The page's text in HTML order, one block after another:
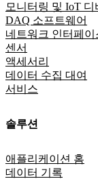
모니터링 및 IoT 디
DAQ 소프트웨어
네트워크 인터페이
센서
액세서리
데이터 수집 대여
서비스
솔루션
애플리케이션 홈
데이터 기록